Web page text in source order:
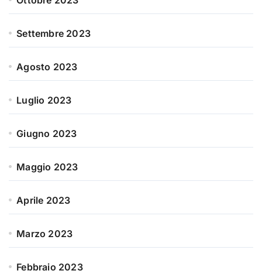
Settembre 2023
Agosto 2023
Luglio 2023
Giugno 2023
Maggio 2023
Aprile 2023
Marzo 2023
Febbraio 2023